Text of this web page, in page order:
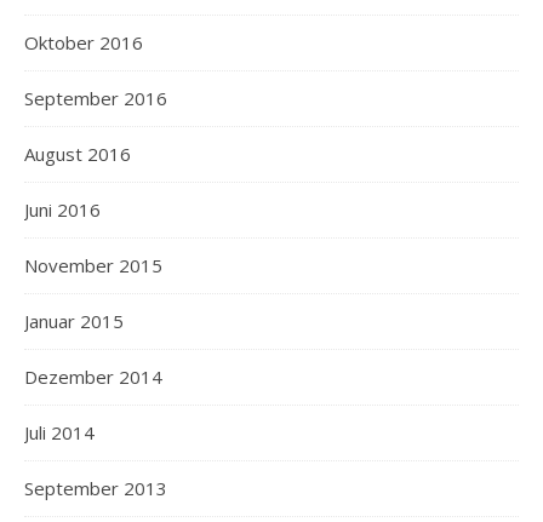
Oktober 2016
September 2016
August 2016
Juni 2016
November 2015
Januar 2015
Dezember 2014
Juli 2014
September 2013